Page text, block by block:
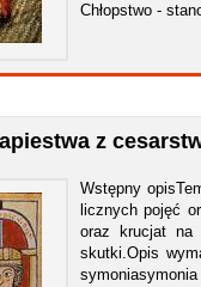
Chłopstwo -
z
Wstępny
licznych pojęć
oraz krucjat na
skutki.Opis